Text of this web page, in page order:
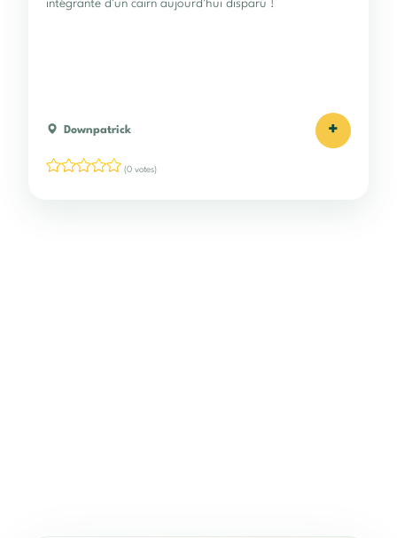
intégrante d'un cairn aujourd'hui disparu !
Downpatrick +
(0 votes)